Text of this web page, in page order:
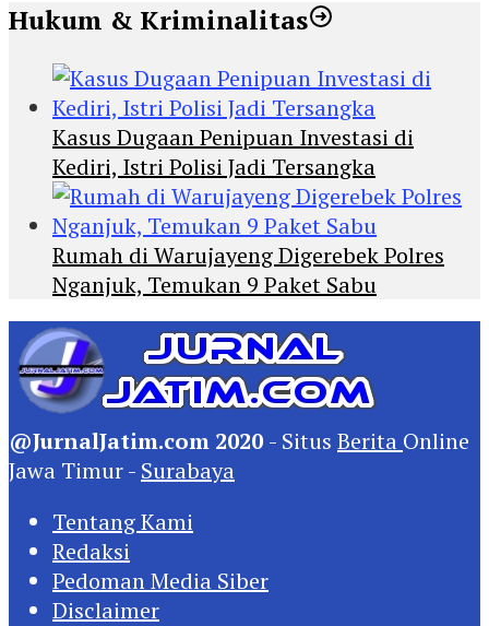
Hukum & Kriminalitas
Kasus Dugaan Penipuan Investasi di
Kediri, Istri Polisi Jadi Tersangka
Rumah di Warujayeng Digerebek Polres
Nganjuk, Temukan 9 Paket Sabu
@JurnalJatim.com 2020 - Situs Berita Online
Jawa Timur - Surabaya
Tentang Kami
Redaksi
Pedoman Media Siber
Disclaimer